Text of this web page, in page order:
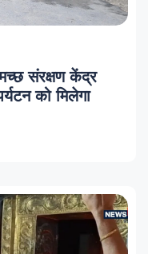
संरक्षण केंद्र
को मिलेगा